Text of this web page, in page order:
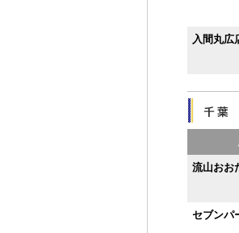
入間丸広
流山おお
セブンパ